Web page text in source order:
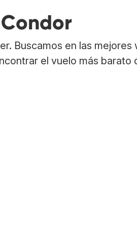
Buscamos en las
el vuelo más barato